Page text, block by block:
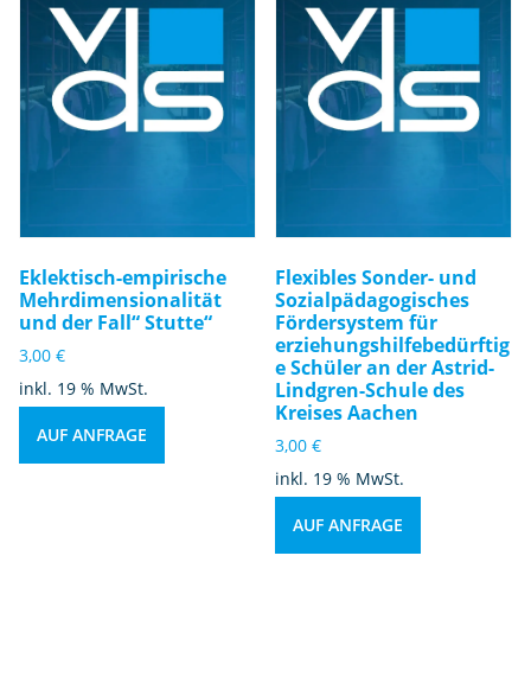
Eklektisch-empirische
Mehrdimensionalität
und der Fall“ Stutte“
3,00 €
inkl. 19 % MwSt.
AUF ANFRAGE
Flexibles Sonder- und
Sozialpädagogisches
Fördersystem für
erziehungshilfebedürftig
e Schüler an der Astrid-
Lindgren-Schule des
Kreises Aachen
3,00€
inkl. 19 % MwSt.
AUF ANFRAGE